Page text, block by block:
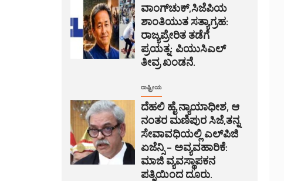
ವಾಂಗ್‌ಚುಕ್,ಸಿಜೆಪಿಯ
ಶಾಂತಿಯುತ ಸತ್ಯಾಗ್ರಹ:
ರಾಜ್ಯಪ್ರೇರಿತ ತಡೆಗೆ
ಪ್ರಯತ್ನ: ಪಿಯುಸಿಎಲ್
ತೀವ್ರ ಖಂಡನೆ.
ರಾಷ್ಟ್ರೀಯ
ದೆಹಲಿ ಹೈ ನ್ಯಾಯಾಧೀಶ, ಆ
ನಂತರ ಮಣಿಪುರ ಸಿಜೆ,ತನ್ನ
ಸೇವಾವಧಿಯಲ್ಲಿ ಎಲ್‌ಪಿಜಿ
ಏಜೆನ್ಸಿ – ಅವ್ಯವಹಾರಿಕೆ:
ಮಾಜಿ ವ್ಯವಸ್ಥಾಪಕನ
ಪತ್ನಿಯಿಂದ ದೂರು.